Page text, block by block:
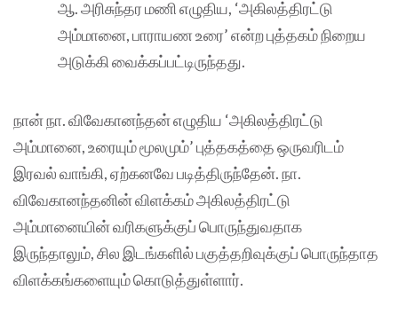
ஆ. அரிசுந்தர மணி எழுதிய, ‘அகிலத்திரட்டு
அம்மானை, பாராயண உரை’ என்ற புத்தகம் நிறைய
அடுக்கி வைக்கப்பட்டிருந்தது.
நான் நா. விவேகானந்தன் எழுதிய ‘அகிலத்திரட்டு
அம்மானை, உரையும் மூலமும்’ புத்தகத்தை ஒருவரிடம்
இரவல் வாங்கி, ஏற்கனவே படித்திருந்தேன். நா.
விவேகானந்தனின் விளக்கம் அகிலத்திரட்டு
அம்மானையின் வரிகளுக்குப் பொருந்துவதாக
இருந்தாலும், சில இடங்களில் பகுத்தறிவுக்குப் பொருந்தாத
விளக்கங்களையும் கொடுத்துள்ளார்.